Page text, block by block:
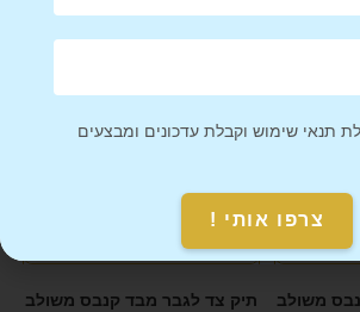
משולב
תיק צד לגבר מבד קנבס משולב
תנאי שימוש וקבלת עדכונים ומבצעים
צרפו אותי !